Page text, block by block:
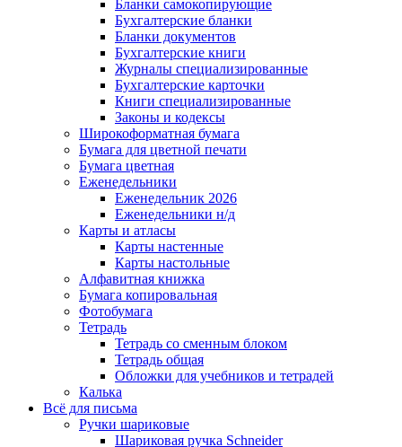
Бланки самокопирующие
Бухгалтерские бланки
Бланки документов
Бухгалтерские книги
Журналы специализированные
Бухгалтерские карточки
Книги специализированные
Законы и кодексы
Широкоформатная бумага
Бумага для цветной печати
Бумага цветная
Еженедельники
Еженедельник 2026
Еженедельники н/д
Карты и атласы
Карты настенные
Карты настольные
Алфавитная книжка
Бумага копировальная
Фотобумага
Тетрадь
Тетрадь со сменным блоком
Тетрадь общая
Обложки для учебников и тетрадей
Калька
Всё для письма
Ручки шариковые
Шариковая ручка Schneider